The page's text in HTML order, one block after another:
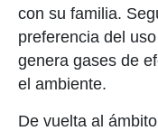
con su familia.
preferencia del
genera gases de
el ambiente.
De vuelta al